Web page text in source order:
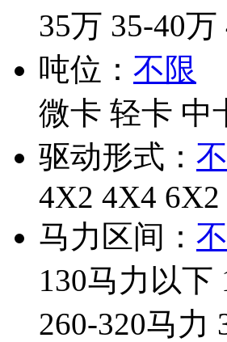
35万 35-40万
吨位： 不限
微卡 轻卡 中
驱动形式：
4X2 4X4 6X2
马力区间：
130马力以下
260-320马力